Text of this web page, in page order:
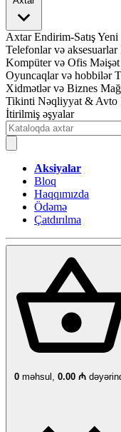
Axtar Endirim-SatışYeni
Telefonlar və aksesuarlar
Kompüter və Ofis Məişət
Oyuncaqlar və hobbilər
Xidmətlər və Biznes
Tikinti Nəqliyyat & Avto
İtirilmiş əşyalar
Aksiyalar
Bloq
Haqqımızda
Ödəmə
Çatdırılma
0 məhsul, 0.00 ₼